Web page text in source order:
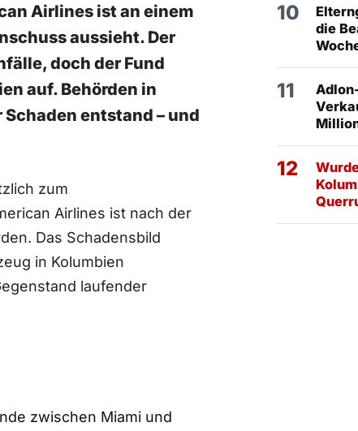
Airlines ist an einem
aussieht. Der
doch der Fund
auf. Behörden in
entstand – und
zum
Airlines ist nach der
Das Schadensbild
in Kolumbien
laufender
zwischen Miami und
10
die
11
12